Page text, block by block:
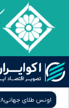
اونس طلای جهانی